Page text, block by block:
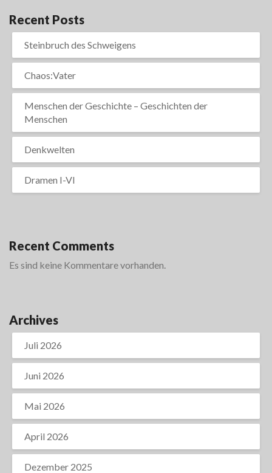
Recent Posts
Steinbruch des Schweigens
Chaos:Vater
Menschen der Geschichte – Geschichten der
Menschen
Denkwelten
Dramen I-VI
Recent Comments
Es sind keine Kommentare vorhanden.
Archives
Juli 2026
Juni 2026
Mai 2026
April 2026
Dezember 2025